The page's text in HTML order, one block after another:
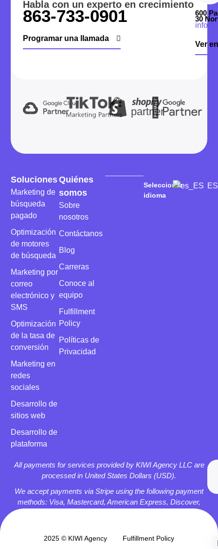
Habla con un experto en crecimiento
863-733-0901
Programar una llamada
600
30
Ver
partner
Soluciones
Marketing de
búsqueda
pagado
Optimización
de motores
de búsqueda
Marketing por
correo
electrónico y
SMS
Optimización
de la tasa de
conversión
Marketing en
redes
sociales
Desarrollo de
sitios web
Desarrollo de
plataforma
Quiénes
somos
Sobre
nosotros
Contáctanos
Blog
Carreras
Conoce al
equipo
Fulfillment
Policy
Políticas de
Privacidad
Seleccionar
idioma
ES
All payments for services provided by KIWI Agency LLC are
processed in United States Dollars (USD).
We accept payments via Stripe using the following payment
methods: Visa, Mastercard, American Express, Discover,
2025 © KIWI Agency
Fulfillment Policy